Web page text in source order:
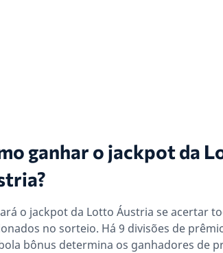
ganhar o jackpot da
o jackpot da Lotto Áustria se acertar
no sorteio. Há 9 divisões de
bônus determina os ganhadores de